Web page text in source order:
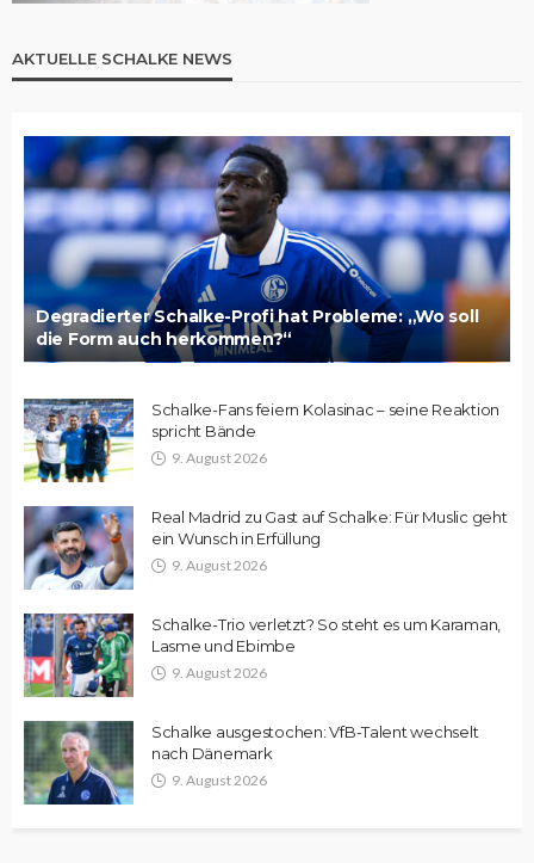
AKTUELLE SCHALKE NEWS
Degradierter Schalke-Profi hat Probleme: „Wo soll
die Form auch herkommen?“
Schalke-Fans feiern Kolasinac – seine Reaktion
spricht Bände
9. August 2026
Real Madrid zu Gast auf Schalke: Für Muslic geht
ein Wunsch in Erfüllung
9. August 2026
Schalke-Trio verletzt? So steht es um Karaman,
Lasme und Ebimbe
9. August 2026
Schalke ausgestochen: VfB-Talent wechselt
nach Dänemark
9. August 2026